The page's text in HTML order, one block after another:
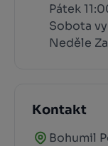
Pátek
Sobota
Neděle
Kontakt
Bohumil